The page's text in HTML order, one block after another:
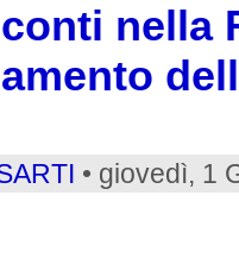
nella
• giovedì, 1